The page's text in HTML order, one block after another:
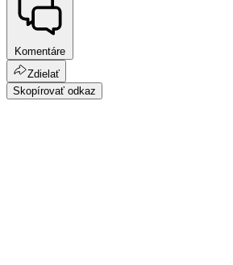
Komentáre
Zdielať
Skopírovať odkaz